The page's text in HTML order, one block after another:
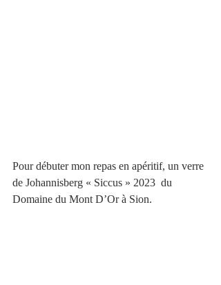
Pour débuter mon repas en apéritif, un verre
de Johannisberg « Siccus » 2023  du
Domaine du Mont D’Or à Sion.